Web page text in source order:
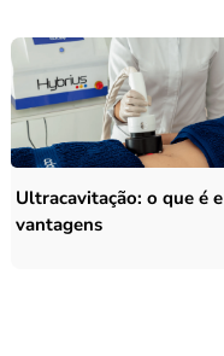
Ultracavitação: o que é e
vantagens